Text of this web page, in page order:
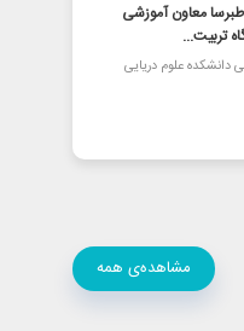
معاون آموزشی
تربیت...
دانشکده علوم دریایی
مشاهده‌ی همه